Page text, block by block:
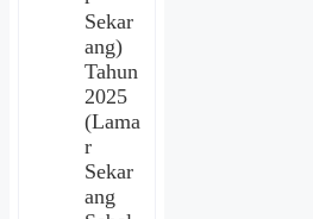
Sekar
ang)
Tahun
2025
(Lama
r
Sekar
ang